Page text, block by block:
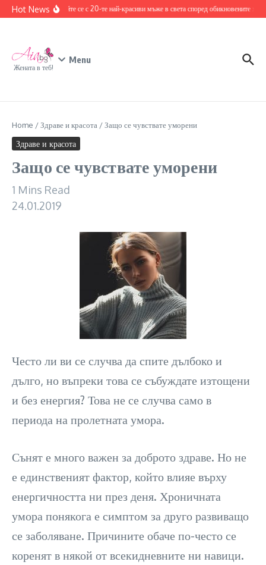
Skip to content
Hot NewsЗапознайте се с 20-те най-красиви мъже в света според обикновените хора
Жената в теб!
Menu
Home /Здраве и красота /Защо се чувствате уморени
Здраве и красота
Защо се чувствате уморени
1 Mins Read
24.01.2019
Често ли ви се случва да спите дълбоко и
дълго, но въпреки това се събуждате изтощени
и без енергия? Това не се случва само в
периода на пролетната умора.
Сънят е много важен за доброто здраве. Но не
е единственият фактор, който влияе върху
енергичността ни през деня. Хроничната
умора понякога е симптом за друго развиващо
се заболяване. Причините обаче по-често се
коренят в някой от всекидневните ни навици.